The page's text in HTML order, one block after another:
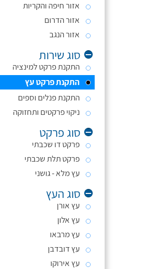
אזור חיפה והקריות
אזור הדרום
אזור הנגב
סוג שירות
התקנת פרקט למינציה
התקנת פרקט עץ
התקנת פנלים וספים
ניקוי פרקטים ותחזוקה
סוג פרקט
פרקט דו שכבתי
פרקט תלת שכבתי
עץ מלא - גושני
סוג העץ
עץ אורן
עץ אלון
עץ מרבאו
עץ דובדבן
עץ אירוקו